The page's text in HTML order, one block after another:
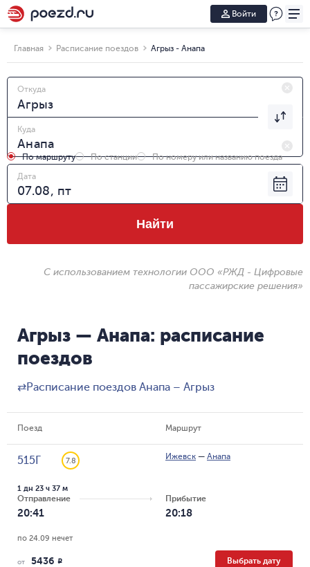
Войти
Главная Расписание поездов Агрыз - Анапа
Откуда
Куда
По маршруту По станции
По номеру или названию поезда
Дата
Найти
С использованием технологии ООО «РЖД - Цифровые
пассажирские решения»
Агрыз — Анапа: расписание
поездов
⇄Расписание поездов Анапа – Агрыз
Поезд Маршрут
515Г 7.8 Ижевск — Анапа
Отправление
20:41
1 дн 23 ч 37 м
Прибытие
20:18
по 24.09 нечет
от 5436 R Выбрать дату